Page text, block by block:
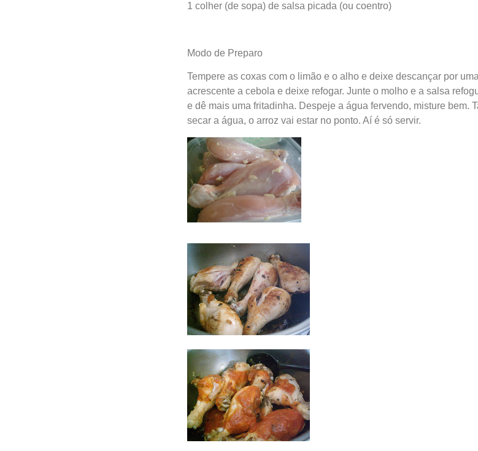
1 colher (de sopa) de salsa picada (ou coentro)
Modo de Preparo
Tempere as coxas com o limão e o alho e deixe descançar por
acrescente a cebola e deixe refogar. Junte o molho e a salsa
e dê mais uma fritadinha. Despeje a água fervendo, misture bem.
secar a água, o arroz vai estar no ponto. Aí é só servir.